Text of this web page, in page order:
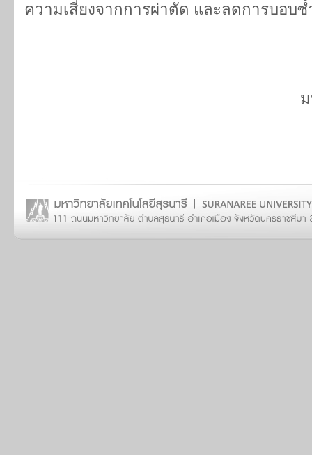
ความเสี่ยงจากการผ่าตัด และลดการบอบซ้